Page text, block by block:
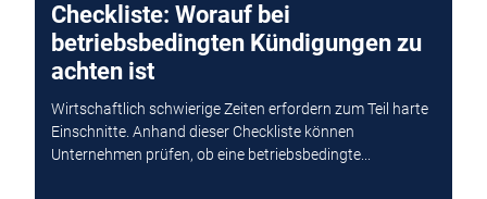
Checkliste: Worauf bei
betriebsbedingten Kündigungen zu
achten ist
Wirtschaftlich schwierige Zeiten erfordern zum Teil harte
Einschnitte. Anhand dieser Checkliste können
Unternehmen prüfen, ob eine betriebsbedingte...